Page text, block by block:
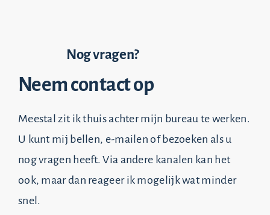
Nog vragen?
Neem contact op
Meestal zit ik thuis achter mijn bureau te werken.
U kunt mij bellen, e-mailen of bezoeken als u
nog vragen heeft. Via andere kanalen kan het
ook, maar dan reageer ik mogelijk wat minder
snel.